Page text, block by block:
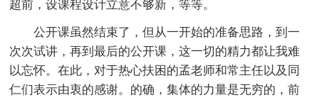
超前，设课程设计立意不够新，等等。
公开课虽然结束了，但从一开始的准备思路，到一
次次试讲，再到最后的公开课，这一切的精力都让我难
以忘怀。在此，对于热心扶困的孟老师和常主任以及同
仁们表示由衷的感谢。的确，集体的力量是无穷的，前